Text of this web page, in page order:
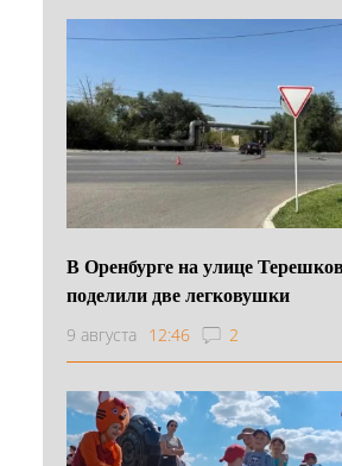
В Оренбурге на улице
поделили две легковушки
9 августа 12:46 2